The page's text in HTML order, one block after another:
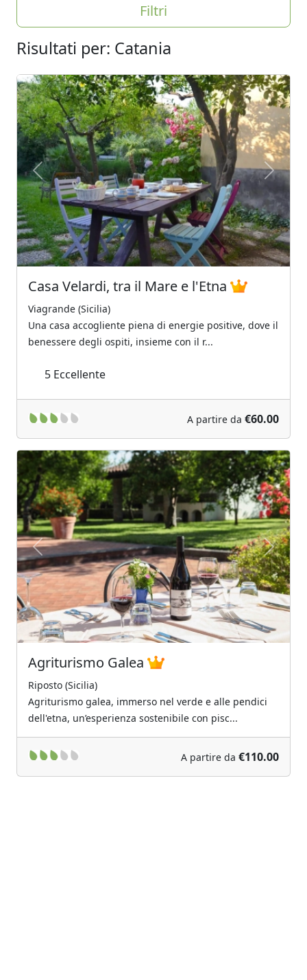
Filtri
Risultati per: Catania
Previous Next
Casa Velardi, tra il Mare e l'Etna
Viagrande (Sicilia)
Una casa accogliente piena di energie positive, dove il
benessere degli ospiti, insieme con il r...
5 Eccellente
A partire da €60.00
Previous Next
Agriturismo Galea
Riposto (Sicilia)
Agriturismo galea, immerso nel verde e alle pendici
dell'etna, un’esperienza sostenibile con pisc...
A partire da €110.00